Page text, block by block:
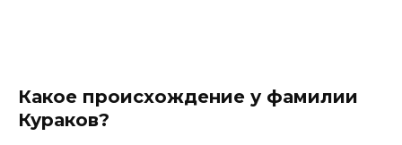
Какое происхождение у фамилии
Кураков?